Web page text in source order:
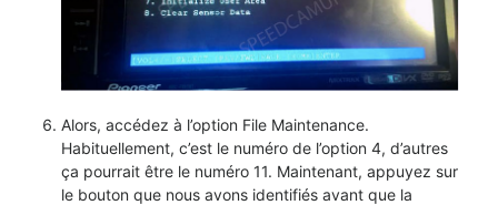
Alors, accédez à l’option File Maintenance.
Habituellement, c’est le numéro de l’option 4, d’autres
ça pourrait être le numéro 11. Maintenant, appuyez sur
le bouton que nous avons identifiés avant que la